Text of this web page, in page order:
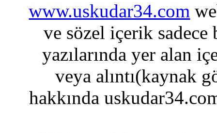
www.uskudar34.com
ve sözel içerik sadece
yazılarında yer alan
veya alıntı(kaynak
hakkında